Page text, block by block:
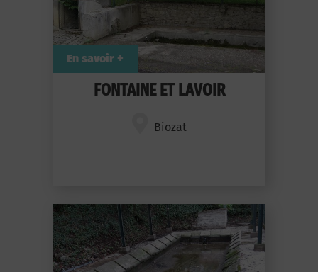
FONTAINE ET LAVOIR
Biozat
En savoir +